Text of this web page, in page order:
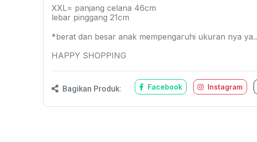
XXL= panjang celana 46cm
lebar pinggang 21cm
*berat dan besar anak mempengaruhi ukuran nya ya..
HAPPY SHOPPING
Bagikan Produk: Facebook Instagram